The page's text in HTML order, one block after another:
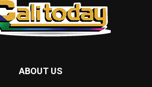
ABOUT US